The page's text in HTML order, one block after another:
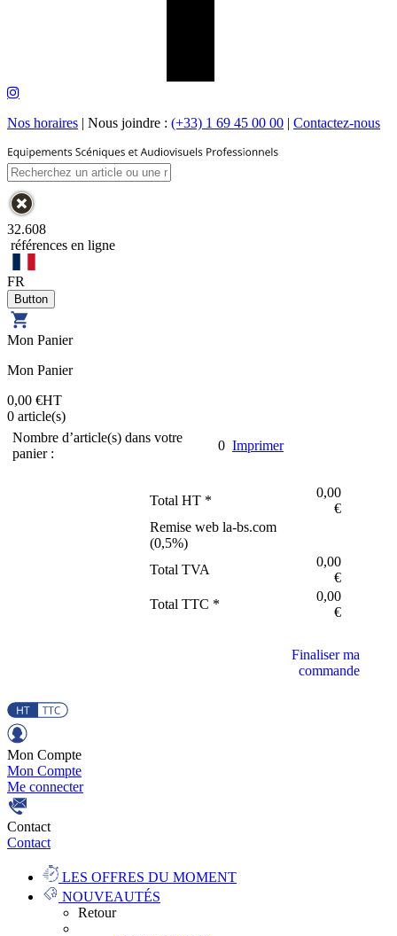
Nos horaires | Nous joindre : (+33) 1 69 45 00 00 | Contactez-nous
32.608
références en ligne
FR
Mon Panier
Mon Panier
0,00 €HT
0 article(s)
Nombre d’article(s) dans votre
panier :
0 Imprimer
Total HT *
0,00
€
Remise web la-bs.com
(0,5%)
Total TVA
0,00
€
Total TTC *
0,00
€
Finaliser ma
commande
Mon Compte
Mon Compte
Me connecter
Contact
Contact
LES OFFRES DU MOMENT
NOUVEAUTÉS
Retour